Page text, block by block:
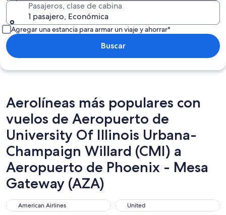
Pasajeros, clase de cabina
1 pasajero, Económica
Agregar una estancia para armar un viaje y ahorrar*
Buscar
Aerolíneas más populares con
vuelos de Aeropuerto de
University Of Illinois Urbana-
Champaign Willard (CMI) a
Aeropuerto de Phoenix - Mesa
Gateway (AZA)
American Airlines
American Airlines United
United